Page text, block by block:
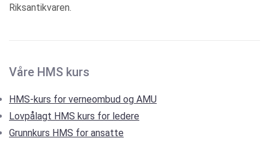
Riksantikvaren.
Våre HMS kurs
HMS-kurs for verneombud og AMU
Lovpålagt HMS kurs for ledere
Grunnkurs HMS for ansatte